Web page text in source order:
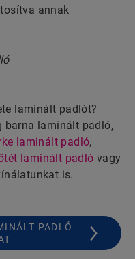
annak
laminált padlót?
barna laminált padló,
laminált padló,
laminált padló vagy
is.
PADLÓ